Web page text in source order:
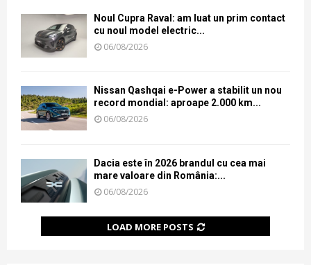
Noul Cupra Raval: am luat un prim contact
cu noul model electric...
06/08/2026
Nissan Qashqai e-Power a stabilit un nou
record mondial: aproape 2.000 km...
06/08/2026
Dacia este în 2026 brandul cu cea mai
mare valoare din România:...
06/08/2026
LOAD MORE POSTS